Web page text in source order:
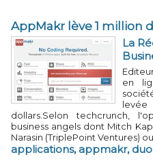
AppMakr lève 1 million
La
en
dollars.Selon techcrunch,
business angels dont Mitch
Narasin (TriplePoint Ventures)
applications, appmakr,